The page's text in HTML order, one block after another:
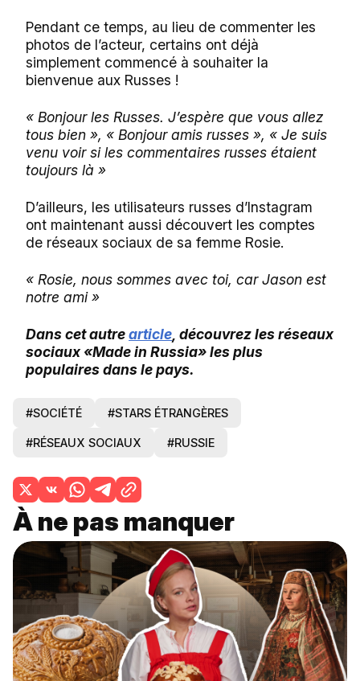
Pendant ce temps, au lieu de commenter les
photos de l’acteur, certains ont déjà
simplement commencé à souhaiter la
bienvenue aux Russes !
« Bonjour les Russes. J’espère que vous allez
tous bien », « Bonjour amis russes », « Je suis
venu voir si les commentaires russes étaient
toujours là »
D’ailleurs, les utilisateurs russes d’Instagram
ont maintenant aussi découvert les comptes
de réseaux sociaux de sa femme Rosie.
« Rosie, nous sommes avec toi, car Jason est
notre ami »
Dans cet autrearticle, découvrez les réseaux
sociaux «Made in Russia» les plus
populaires dans le pays.
#SOCIÉTÉ #STARS ÉTRANGÈRES
#RÉSEAUX SOCIAUX #RUSSIE
À ne pas manquer